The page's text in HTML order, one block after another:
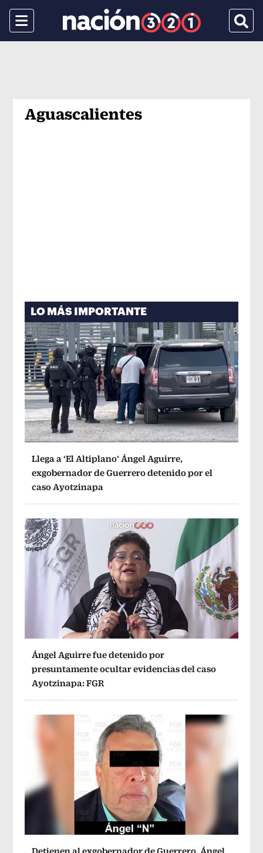
Menu
Aguascalientes
LO MÁS IMPORTANTE
Llega a ‘El Altiplano’ Ángel Aguirre,
exgobernador de Guerrero detenido por el
caso Ayotzinapa
Ángel Aguirre fue detenido por
presuntamente ocultar evidencias del caso
Ayotzinapa: FGR
Detienen al exgobernador de Guerrero, Ángel